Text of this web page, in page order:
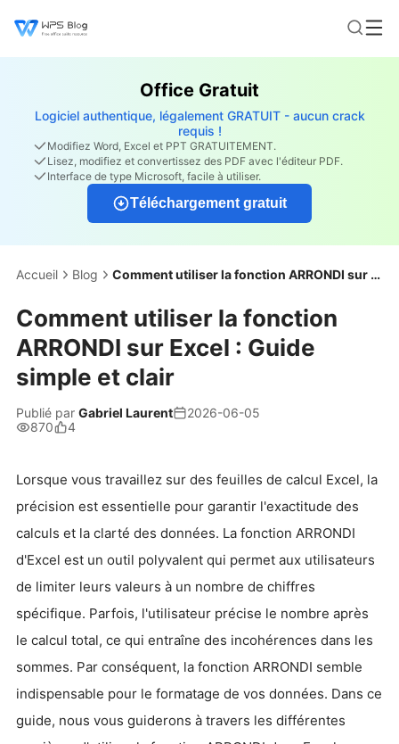
Office Gratuit
Logiciel authentique, légalement GRATUIT - aucun crack
requis !
Modifiez Word, Excel et PPT GRATUITEMENT.
Lisez, modifiez et convertissez des PDF avec l'éditeur PDF.
Interface de type Microsoft, facile à utiliser.
Téléchargement gratuit
Accueil Blog Comment utiliser la fonction ARRONDI sur Excel : Guide simple et clair
Comment utiliser la fonction
ARRONDI sur Excel : Guide
simple et clair
Publié par Gabriel Laurent
2026-06-05
870
4
Lorsque vous travaillez sur des feuilles de calcul Excel, la
précision est essentielle pour garantir l'exactitude des
calculs et la clarté des données. La fonction ARRONDI
d'Excel est un outil polyvalent qui permet aux utilisateurs
de limiter leurs valeurs à un nombre de chiffres
spécifique. Parfois, l'utilisateur précise le nombre après
le calcul total, ce qui entraîne des incohérences dans les
sommes. Par conséquent, la fonction ARRONDI semble
indispensable pour le formatage de vos données. Dans ce
guide, nous vous guiderons à travers les différentes